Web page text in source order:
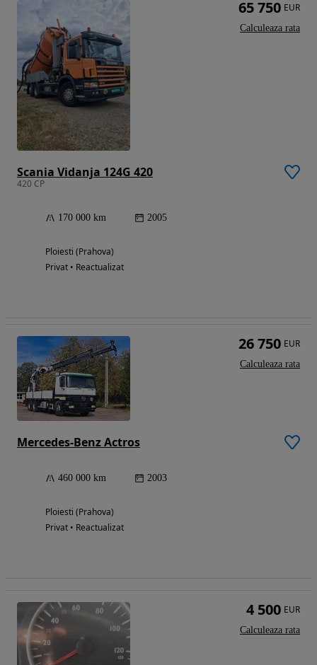
Scania Vidanja 124G 420
420 CP
170 000 km 2005
Ploiesti (Prahova)
Privat • Reactualizat
65 750 EUR
Calculeaza rata
Mercedes-Benz Actros
460 000 km 2003
Ploiesti (Prahova)
Privat • Reactualizat
26 750 EUR
Calculeaza rata
4 500 EUR
Calculeaza rata